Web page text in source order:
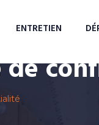
ENTRETIEN
de